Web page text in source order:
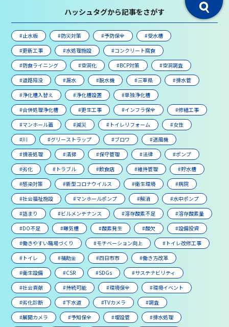
ハッシュタグから記事をさがす
#止水板 #防災対策 #予防保全
#受水槽
#更新工事
#水処理施設
#コンクリート腐食
#防食ライニング
#空洞化 #BCP対策
#空洞調査
#道路陥没
#漏水 #脱水機 #三重県
#排水管
#浄化槽入替え
#浄化槽設置
#単独浄化槽
#合併処理浄化槽
#更生工事 #インフラ保全
#修繕工事
#マンホール蓋
#減災 #トイレリフォーム
#女性
#川
#グリーストラップ #ブロワ
#送風機
#排液処理
#清掃 #保守管理 #法律
#ポンプ
#劣化
#トラブル #飲食店 #維持管理
#貯水槽
#感染対策
#新型コロナウイルス #衛生環境
#病院
#社会福祉施設
#マンホールポンプ #解消
#水中ポンプ
#詰まり
#ビルメンテナンス #溶存酸素不足
#溶存酸素量
#DO不足
#曝気槽 #酸素発生 #酸欠
#設備投資
#働きやすい職場づくり
#モチベーション向上
#トイレ改修工事
#トイレ
#補助金 #四日市市
#働き方改革
#衛生設備
#CSR #SDGs
#サステナビリティ
#社会貢献
#持続可能 #環境保全
#環境イベント
#劣化診断
#下水道 #TVカメラ
#調査
#展開カメラ
#予知保全 #埋設管
#排水処理